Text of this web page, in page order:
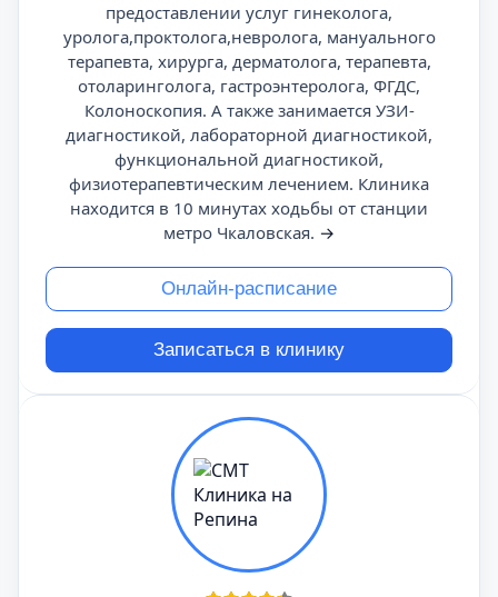
предоставлении услуг гинеколога,
уролога,проктолога,невролога, мануального
терапевта, хирурга, дерматолога, терапевта,
отоларинголога, гастроэнтеролога, ФГДС,
Колоноскопия. А также занимается УЗИ-
диагностикой, лабораторной диагностикой,
функциональной диагностикой,
физиотерапевтическим лечением. Клиника
находится в 10 минутах ходьбы от станции
метро Чкаловская. →
Онлайн-расписание
Записаться в клинику